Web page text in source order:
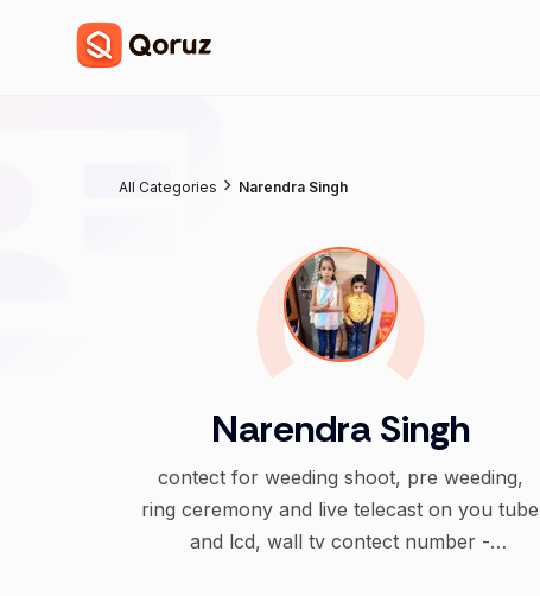
All Categories Narendra Singh
Narendra Singh
contect for weeding shoot, pre weeding,
ring ceremony and live telecast on you tube
and lcd, wall tv contect number -